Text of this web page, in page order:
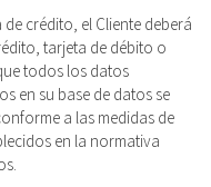
crédito, el Cliente deberá
tarjeta de débito o
todos los datos
en su base de datos se
a las medidas de
en la normativa